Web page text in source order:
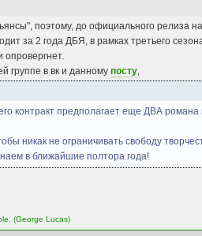
поэтому, до официального релиза
за 2 года ДБЯ, в рамках третьего
опровергнет.
группе в вк и данному посту,
контракт предполагает еще ДВА
никак не ограничивать свободу
в ближайшие полтора года!
(George Lucas)